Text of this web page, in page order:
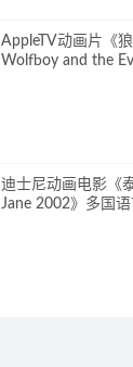
AppleTV动画片《
Wolfboy and the
迪士尼动画电影《
Jane 2002》多国